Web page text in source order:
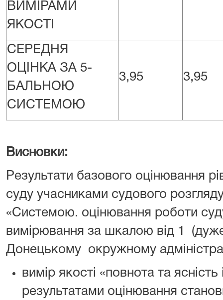
ВИМІРАМИ
ЯКОСТІ
СЕРЕДНЯ
ОЦІНКА ЗА 5-
БАЛЬНОЮ
СИСТЕМОЮ
3,95 3,95
Висновки:
Результати базового оцінювання
суду учасниками судового
«Системою. оцінювання роботи
вимірювання за шкалою від 1
Донецькому окружному
вимір якості «повнота та ясність
результатами оцінювання